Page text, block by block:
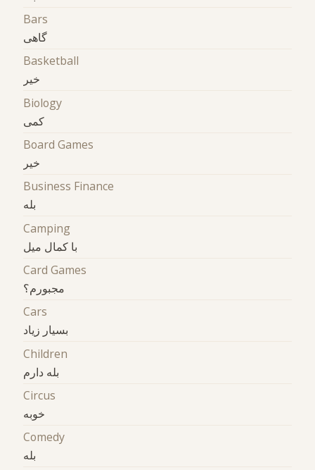
Bars
گاهی
Basketball
خیر
Biology
کمی
Board Games
خیر
Business Finance
بله
Camping
با کمال میل
Card Games
مجبورم؟
Cars
بسیار زیاد
Children
بله دارم
Circus
خوبه
Comedy
بله